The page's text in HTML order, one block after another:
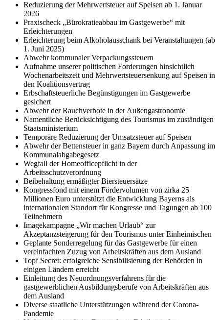
Reduzierung der Mehrwertsteuer auf Speisen ab 1. Januar
2026
Praxischeck „Bürokratieabbau im Gastgewerbe“ mit
Erleichterungen
Erleichterung beim Alkoholausschank bei Veranstaltungen (ab
1. Juni 2025)
Abwehr kommunaler Verpackungssteuern
Aufnahme unserer politischen Forderungen hinsichtlich
Wochenarbeitszeit und Mehrwertsteuersenkung auf Speisen in
den Koalitionsvertrag
Erbschaftsteuerliche Begünstigungen im Gastgewerbe
gesichert
Abwehr der Rauchverbote in der Außengastronomie
Namentliche Berücksichtigung des Tourismus im zuständigen
Staatsministerium
Temporäre Reduzierung der Umsatzsteuer auf Speisen
Abwehr der Bettensteuer in ganz Bayern durch Anpassung im
Kommunalabgabegesetz
Wegfall der Homeofficepflicht in der
Arbeitsschutzverordnung
Beibehaltung ermäßigter Biersteuersätze
Kongressfond mit einem Fördervolumen von zirka 25
Millionen Euro unterstützt die Entwicklung Bayerns als
internationalen Standort für Kongresse und Tagungen ab 100
Teilnehmern
Imagekampagne „Wir machen Urlaub“ zur
Akzeptanzsteigerung für den Tourismus unter Einheimischen
Geplante Sonderregelung für das Gastgewerbe für einen
vereinfachten Zuzug von Arbeitskräften aus dem Ausland
Topf Secret: erfolgreiche Sensibilisierung der Behörden in
einigen Ländern erreicht
Einleitung des Neuordnungsverfahrens für die
gastgewerblichen Ausbildungsberufe von Arbeitskräften aus
dem Ausland
Diverse staatliche Unterstützungen während der Corona-
Pandemie